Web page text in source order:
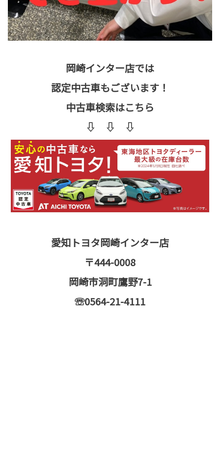
岡崎インター店では
認定中古車もございます！
中古車検索はこちら
⇩ ⇩ ⇩
愛知トヨタ岡崎インター店
〒444-0008
岡崎市洞町鷹野7-1
☏0564-21-4111